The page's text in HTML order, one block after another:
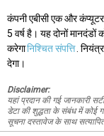
कंपनी एबीसी एक और
5 वर्ष है। यह दोनों
करेगानिश्चित संपत्ति .
देगा।
Disclaimer:
यहां प्रदान की गई जानकारी
डेटा की शुद्धता के संबंध में कोई
सूचना दस्तावेज के साथ